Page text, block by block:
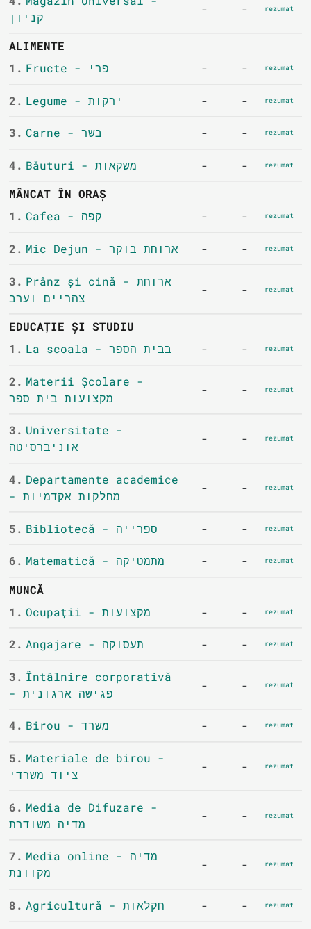
קניון
- - rezumat
ALIMENTE
1.
Fructe - פרי - - rezumat
2. Legume - ירקות - - rezumat
3. Carne - בשר - - rezumat
4. Băuturi - משקאות - - rezumat
MÂNCAT ÎN ORAȘ
1.
Cafea - קפה - - rezumat
2. Mic Dejun - ארוחת בוקר - - rezumat
3. Prânz și cină - ארוחת
צהריים וערב
- - rezumat
EDUCAȚIE ȘI STUDIU
1.
La scoala - בבית הספר - - rezumat
2. Materii Școlare -
מקצועות בית ספר
- - rezumat
3. Universitate -
אוניברסיטה
- - rezumat
4. Departamente academice
- מחלקות אקדמיות
- - rezumat
5. Bibliotecă - ספרייה - - rezumat
6. Matematică - מתמטיקה - - rezumat
MUNCĂ
1.
Ocupații - מקצועות - - rezumat
2. Angajare - תעסוקה - - rezumat
3. Întâlnire corporativă
- פגישה ארגונית
- - rezumat
4. Birou - משרד - - rezumat
5. Materiale de birou -
ציוד משרדי
- - rezumat
6. Media de Difuzare -
מדיה משודרת
- - rezumat
7. Media online - מדיה
מקוונת
- - rezumat
8. Agricultură - חקלאות - - rezumat